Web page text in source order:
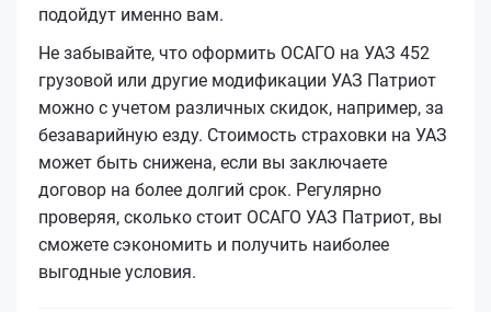
подойдут именно вам.
Не забывайте, что оформить ОСАГО на УАЗ 452
грузовой или другие модификации УАЗ Патриот
можно с учетом различных скидок, например, за
безаварийную езду. Стоимость страховки на УАЗ
может быть снижена, если вы заключаете
договор на более долгий срок. Регулярно
проверяя, сколько стоит ОСАГО УАЗ Патриот, вы
сможете сэкономить и получить наиболее
выгодные условия.